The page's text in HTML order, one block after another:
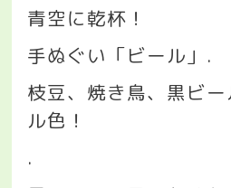
青空に乾杯！
手ぬぐい「ビール」 .
枝豆、焼き鳥、黒ビ
ル色！
.